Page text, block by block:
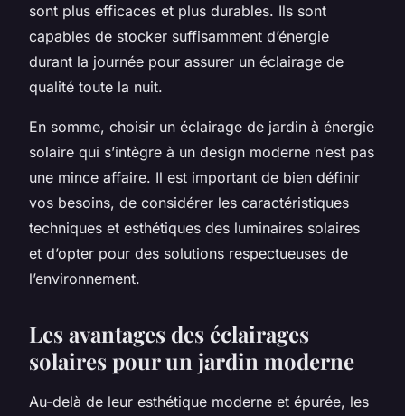
sont plus efficaces et plus durables. Ils sont
capables de stocker suffisamment d’énergie
durant la journée pour assurer un éclairage de
qualité toute la nuit.
En somme, choisir un éclairage de jardin à énergie
solaire qui s’intègre à un design moderne n’est pas
une mince affaire. Il est important de bien définir
vos besoins, de considérer les caractéristiques
techniques et esthétiques des luminaires solaires
et d’opter pour des solutions respectueuses de
l’environnement.
Les avantages des éclairages
solaires pour un jardin moderne
Au-delà de leur esthétique moderne et épurée, les